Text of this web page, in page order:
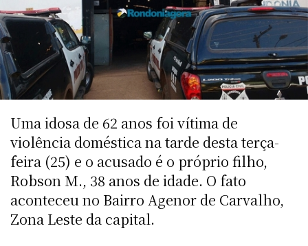
Uma idosa de 62 anos foi vítima de
violência doméstica na tarde desta terça-
feira (25) e o acusado é o próprio filho,
Robson M., 38 anos de idade. O fato
aconteceu no Bairro Agenor de Carvalho,
Zona Leste da capital.